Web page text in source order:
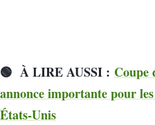
🟢 À LIRE AUSSI : Coupe
annonce importante pour
États-Unis